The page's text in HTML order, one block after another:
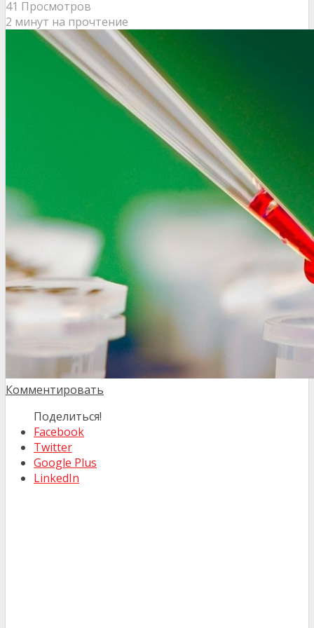
41 Просмотров
2 минут на прочтение
Комментировать
Поделиться!
Facebook
Twitter
Google Plus
LinkedIn